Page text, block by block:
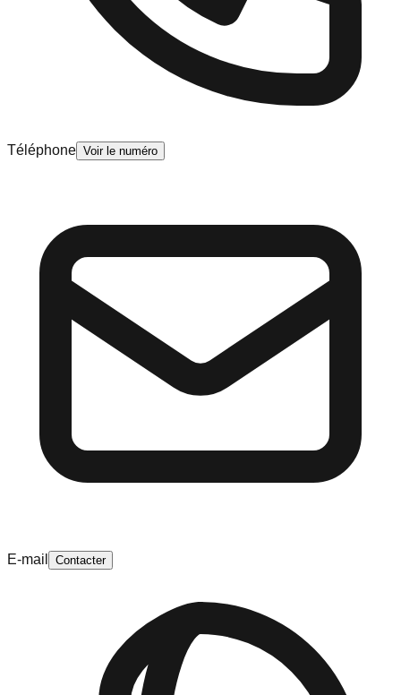
Téléphone Voir le numéro
E-mail Contacter